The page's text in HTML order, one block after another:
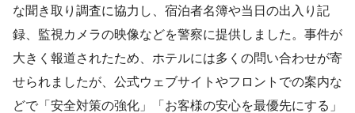
な聞き取り調査に協力し、宿泊者名簿や当日の出入り記
録、監視カメラの映像などを警察に提供しました。事件が
大きく報道されたため、ホテルには多くの問い合わせが寄
せられましたが、公式ウェブサイトやフロントでの案内な
どで「安全対策の強化」「お客様の安心を最優先にする」